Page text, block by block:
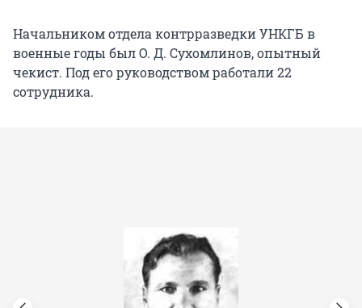
Начальником отдела контрразведки УНКГБ в
военные годы был О. Д. Сухомлинов, опытный
чекист. Под его руководством работали 22
сотрудника.